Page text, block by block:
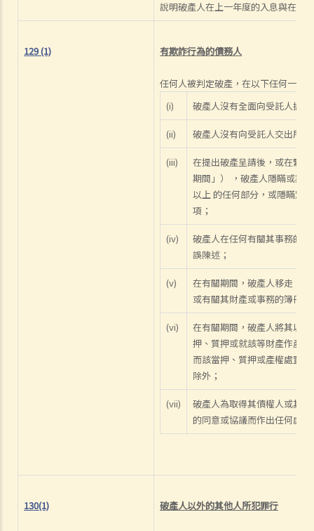
說明破產人在上一年度的入息與在該
129 (1) 有欺詐行為的債務人
任何人被判定破產，在以下任何一種
(i)
破產人沒有全面向受託人披
(ii) 破產人沒有向受託人交出所
(iii)
在提出破產呈請後，或在緊
期間」） ，破產人隱瞞或欺
以上 的任何部分，或隱瞞別
項；
(iv)
破產人在任何有關其事務的
誤陳述；
(v)
在有關期間，破產人移走、
或有關其財產或事務的簿冊或
(vi)
在有關期間，破產人將其以
押、質押或就該等財產作產
而該當押、質押或產權處置
除外；
(vii)
破產人為取得其債權人或其
的同意或協議而作出任何虛
130(1) 破產人以外的其他人所犯罪行